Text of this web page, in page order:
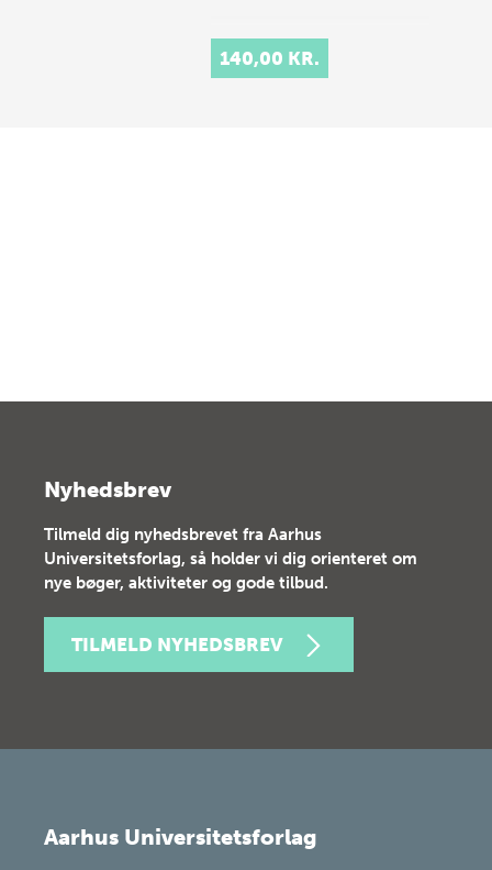
140,00 KR.
Nyhedsbrev
Tilmeld dig nyhedsbrevet fra Aarhus
Universitetsforlag, så holder vi dig orienteret om
nye bøger, aktiviteter og gode tilbud.
TILMELD NYHEDSBREV
Aarhus Universitetsforlag